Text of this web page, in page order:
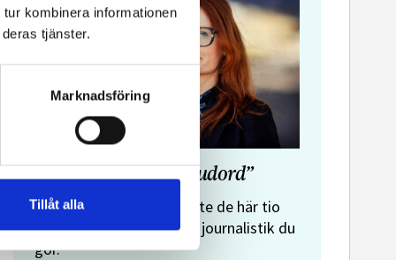
kombinera informationen
tjänster.
Marknadsföring
Tillåt alla
”Journalistens tio budord”
Malin Crona:
Följer du inte de här tio
budorden? Då är det inte journalistik du
gör.